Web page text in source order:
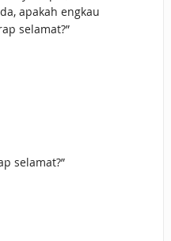
apakah engkau
selamat?”
selamat?”